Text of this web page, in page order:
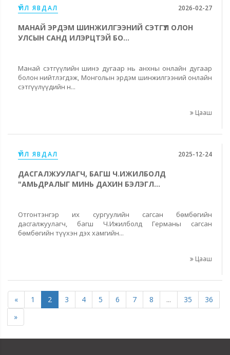
ҮЙЛ ЯВДАЛ 2026-02-27
МАНАЙ ЭРДЭМ ШИНЖИЛГЭЭНИЙ СЭТГҮҮЛ ОЛОН
УЛСЫН САНД ИЛЭРЦТЭЙ БО...
Манай сэтгүүлийн шинэ дугаар нь анхны онлайн дугаар
болон нийтлэгдэж, Монголын эрдэм шинжилгээний онлайн
сэтгүүлүүдийн н...
Цааш
ҮЙЛ ЯВДАЛ 2025-12-24
ДАСГАЛЖУУЛАГЧ, БАГШ Ч.ИЖИЛБОЛД
"АМЬДРАЛЫГ МИНЬ ДАХИН БЭЛЭГЛ...
Отгонтэнгэр их сургуулийн сагсан бөмбөгийн
дасгалжуулагч, багш Ч.Ижилболд Германы сагсан
бөмбөгийн түүхэн дэх хамгийн...
Цааш
« 1 2 3 4 5 6 7 8 ... 35
36
»